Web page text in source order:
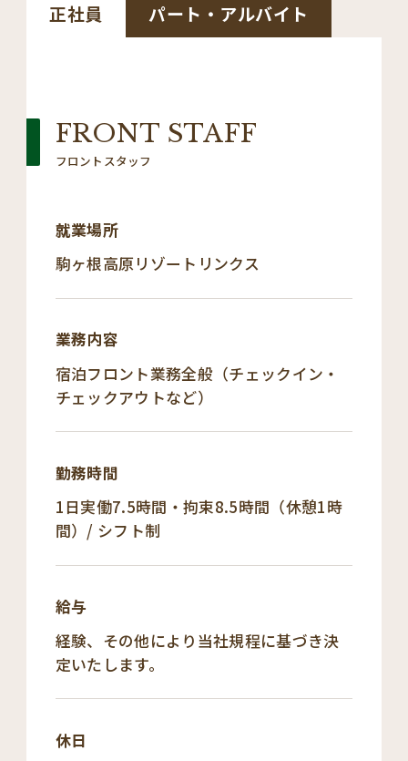
正社員 パート・アルバイト
FRONT STAFF
フロントスタッフ
就業場所
駒ヶ根高原リゾートリンクス
業務内容
宿泊フロント業務全般（チェックイン・
チェックアウトなど）
勤務時間
1日実働7.5時間・拘束8.5時間（休憩1時
間）/ シフト制
給与
経験、その他により当社規程に基づき決
定いたします。
休日